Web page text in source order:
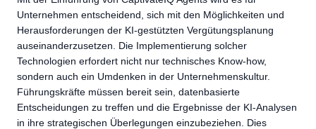
Unternehmen entscheidend, sich mit den Möglichkeiten und
Herausforderungen der KI-gestützten Vergütungsplanung
auseinanderzusetzen. Die Implementierung solcher
Technologien erfordert nicht nur technisches Know-how,
sondern auch ein Umdenken in der Unternehmenskultur.
Führungskräfte müssen bereit sein, datenbasierte
Entscheidungen zu treffen und die Ergebnisse der KI-Analysen
in ihre strategischen Überlegungen einzubeziehen. Dies